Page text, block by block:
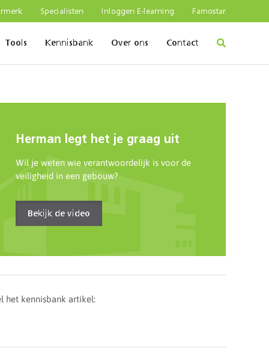
Specialisten Inloggen E-learning Famostar
Tools Kennisbank Over ons Contact
Herman legt het je graag uit
Wil je weten wie verantwoordelijk is voor de
veiligheid in een gebouw?
Bekijk de video
het kennisbank artikel: